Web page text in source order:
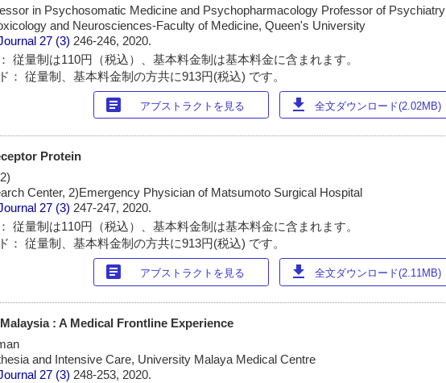
in Psychosomatic Medicine and Psychopharmacology Professor of Psychiatry
and Neurosciences-Faculty of Medicine, Queen's University
27 (3) 246-246, 2020.
従量制は110円（税込）、基本料金制は基本料金に含まれます。
： 従量制、基本料金制の方共に913円(税込) です。
article アブストラクトを見る download 全文ダウンロード(2.02MB)
Protein
Center, 2)Emergency Physician of Matsumoto Surgical Hospital
27 (3) 247-247, 2020.
従量制は110円（税込）、基本料金制は基本料金に含まれます。
： 従量制、基本料金制の方共に913円(税込) です。
article アブストラクトを見る download 全文ダウンロード(2.11MB)
: A Medical Frontline Experience
and Intensive Care, University Malaya Medical Centre
27 (3) 248-253, 2020.